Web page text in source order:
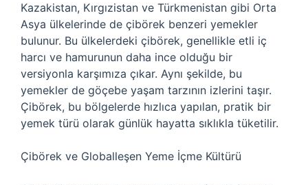
Kazakistan, Kırgızistan ve Türkmenistan gibi Orta
Asya ülkelerinde de çibörek benzeri yemekler
bulunur. Bu ülkelerdeki çibörek, genellikle etli iç
harcı ve hamurunun daha ince olduğu bir
versiyonla karşımıza çıkar. Aynı şekilde, bu
yemekler de göçebe yaşam tarzının izlerini taşır.
Çibörek, bu bölgelerde hızlıca yapılan, pratik bir
yemek türü olarak günlük hayatta sıklıkla tüketilir.
Çibörek ve Globalleşen Yeme İçme Kültürü